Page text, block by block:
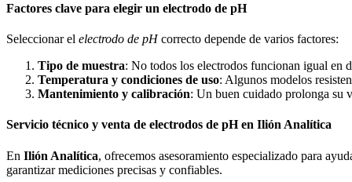
Factores clave para elegir un electrodo de pH
Seleccionar el electrodo de pHcorrecto depende de varios factores:
Tipo de muestra: No todos los electrodos funcionan igual en
Temperatura y condiciones de uso: Algunos modelos
Mantenimiento y calibración: Un buen cuidado prolonga su
Servicio técnico y venta de electrodos de pH en Ilión Analítica
En Ilión Analítica, ofrecemos asesoramiento especializado para
garantizar mediciones precisas y confiables.